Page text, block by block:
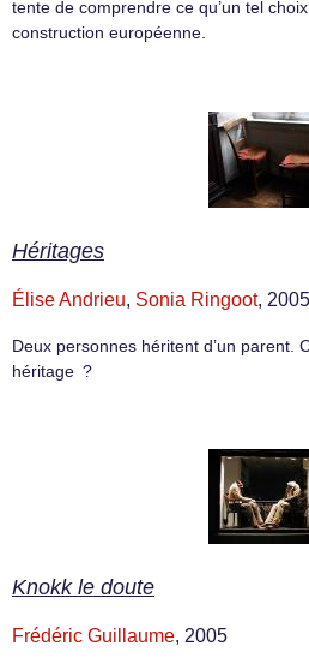
tente de comprendre ce qu’un tel
construction européenne.
Héritages
Élise Andrieu, Sonia Ringoot, 2005
Deux personnes héritent d’un parent.
héritage ?
Knokk le doute
Frédéric Guillaume, 2005